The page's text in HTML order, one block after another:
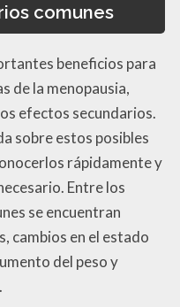
comunes
beneficios para
de la menopausia,
efectos secundarios.
sobre estos posibles
rápidamente y
Entre los
se encuentran
cambios en el estado
del peso y